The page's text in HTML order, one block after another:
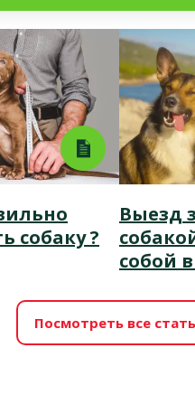
собаку ?
Выезд
собой
Посмотреть все